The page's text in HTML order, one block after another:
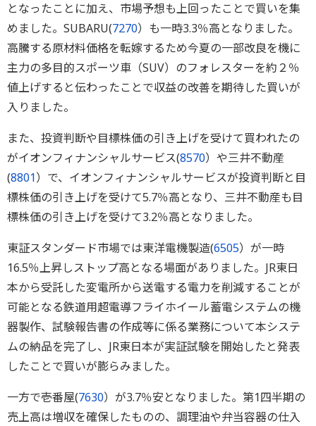
となったことに加え、市場予想も上回ったことで買いを集
めました。SUBARU(7270）も一時3.3％高となりました。
高騰する原材料価格を転嫁するため今夏の一部改良を機に
主力の多目的スポーツ車（SUV）のフォレスターを約２％
値上げすると伝わったことで収益の改善を期待した買いが
入りました。
また、投資判断や目標株価の引き上げを受けて買われたの
がイオンフィナンシャルサービス(8570）や三井不動産
(8801）で、イオンフィナンシャルサービスが投資判断と目
標株価の引き上げを受けて5.7％高となり、三井不動産も目
標株価の引き上げを受けて3.2％高となりました。
東証スタンダード市場では東洋電機製造(6505）が一時
16.5％上昇しストップ高となる場面がありました。JR東日
本から受託した変電所から送電する電力を削減することが
可能となる鉄道用超電導フライホイール蓄電システムの機
器製作、試験報告書の作成等に係る業務について本システ
ムの納品を完了し、JR東日本が実証試験を開始したと発表
したことで買いが膨らみました。
一方で壱番屋(7630）が3.7％安となりました。第1四半期の
売上高は増収を確保したものの、調理油や弁当容器の仕入